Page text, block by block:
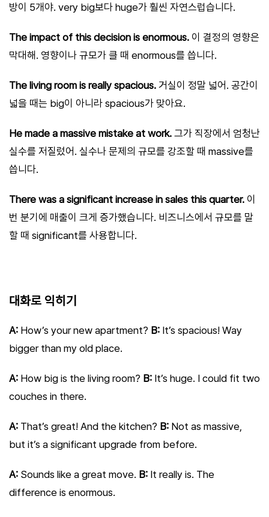
방이 5개야. very big보다 huge가 훨씬 자연스럽습니다.
The impact of this decision is enormous. 이 결정의 영향은
막대해. 영향이나 규모가 클 때 enormous를 씁니다.
The living room is really spacious. 거실이 정말 넓어. 공간이
넓을 때는 big이 아니라 spacious가 맞아요.
He made a massive mistake at work. 그가 직장에서 엄청난
실수를 저질렀어. 실수나 문제의 규모를 강조할 때 massive를
씁니다.
There was a significant increase in sales this quarter. 이
번 분기에 매출이 크게 증가했습니다. 비즈니스에서 규모를 말
할 때 significant를 사용합니다.
대화로 익히기
A: How’s your new apartment? B: It’s spacious! Way
bigger than my old place.
A: How big is the living room? B: It’s huge. I could fit two
couches in there.
A: That’s great! And the kitchen? B: Not as massive,
but it’s a significant upgrade from before.
A: Sounds like a great move. B: It really is. The
difference is enormous.